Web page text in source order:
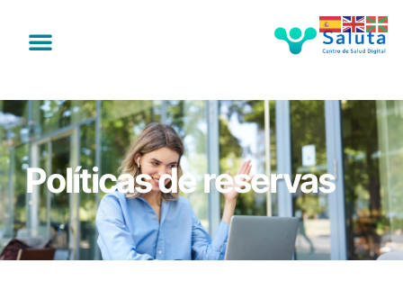
Políticas de reservas